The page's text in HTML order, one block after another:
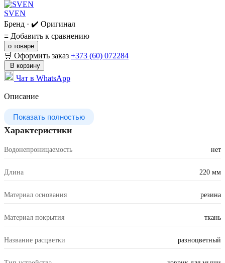
SVEN
Бренд · ✔️ Оригинал
≡ Добавить к сравнению
о товаре
🛒 Оформить заказ +373 (60) 072284
В корзину
Чат в WhatsApp
Описание
Показать полностью
Характеристики
Водонепроницаемость нет
Длина 220 мм
Материал основания резина
Материал покрытия ткань
Название расцветки разноцветный